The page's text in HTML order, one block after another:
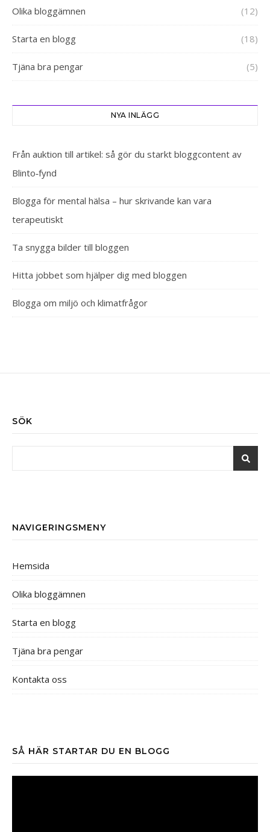
Olika bloggämnen (12)
Starta en blogg (18)
Tjäna bra pengar (5)
NYA INLÄGG
Från auktion till artikel: så gör du starkt bloggcontent av
Blinto‑fynd
Blogga för mental hälsa – hur skrivande kan vara
terapeutiskt
Ta snygga bilder till bloggen
Hitta jobbet som hjälper dig med bloggen
Blogga om miljö och klimatfrågor
SÖK
NAVIGERINGSMENY
Hemsida
Olika bloggämnen
Starta en blogg
Tjäna bra pengar
Kontakta oss
SÅ HÄR STARTAR DU EN BLOGG